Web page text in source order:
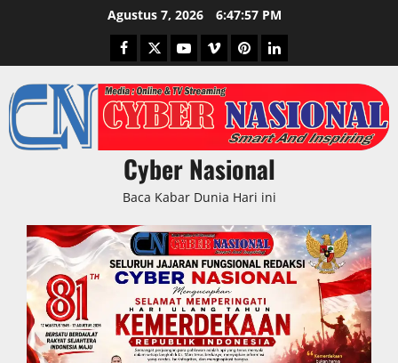
Agustus 7, 2026 6:47:58 PM
Facebook
TwitterYoutubeVimeoPinterestLinkedIn
Cyber Nasional
Baca Kabar Dunia Hari ini